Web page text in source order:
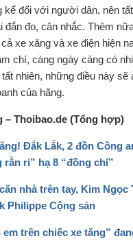
kể đối với người dân, nên
đắn đo, cân nhắc. Thêm
xe xăng và xe điện hiện
chí, càng ngày càng có
nhiên, những điều này sẽ
của hãng.
– Thoibao.de (Tổng hợp)
Đắk Lắk, 2 đồn Công
ri” hạ 8 “đồng chí”
nhà trên tay, Kim Ngọc
Philippe Cộng sản
em trên chiếc xe tăng”